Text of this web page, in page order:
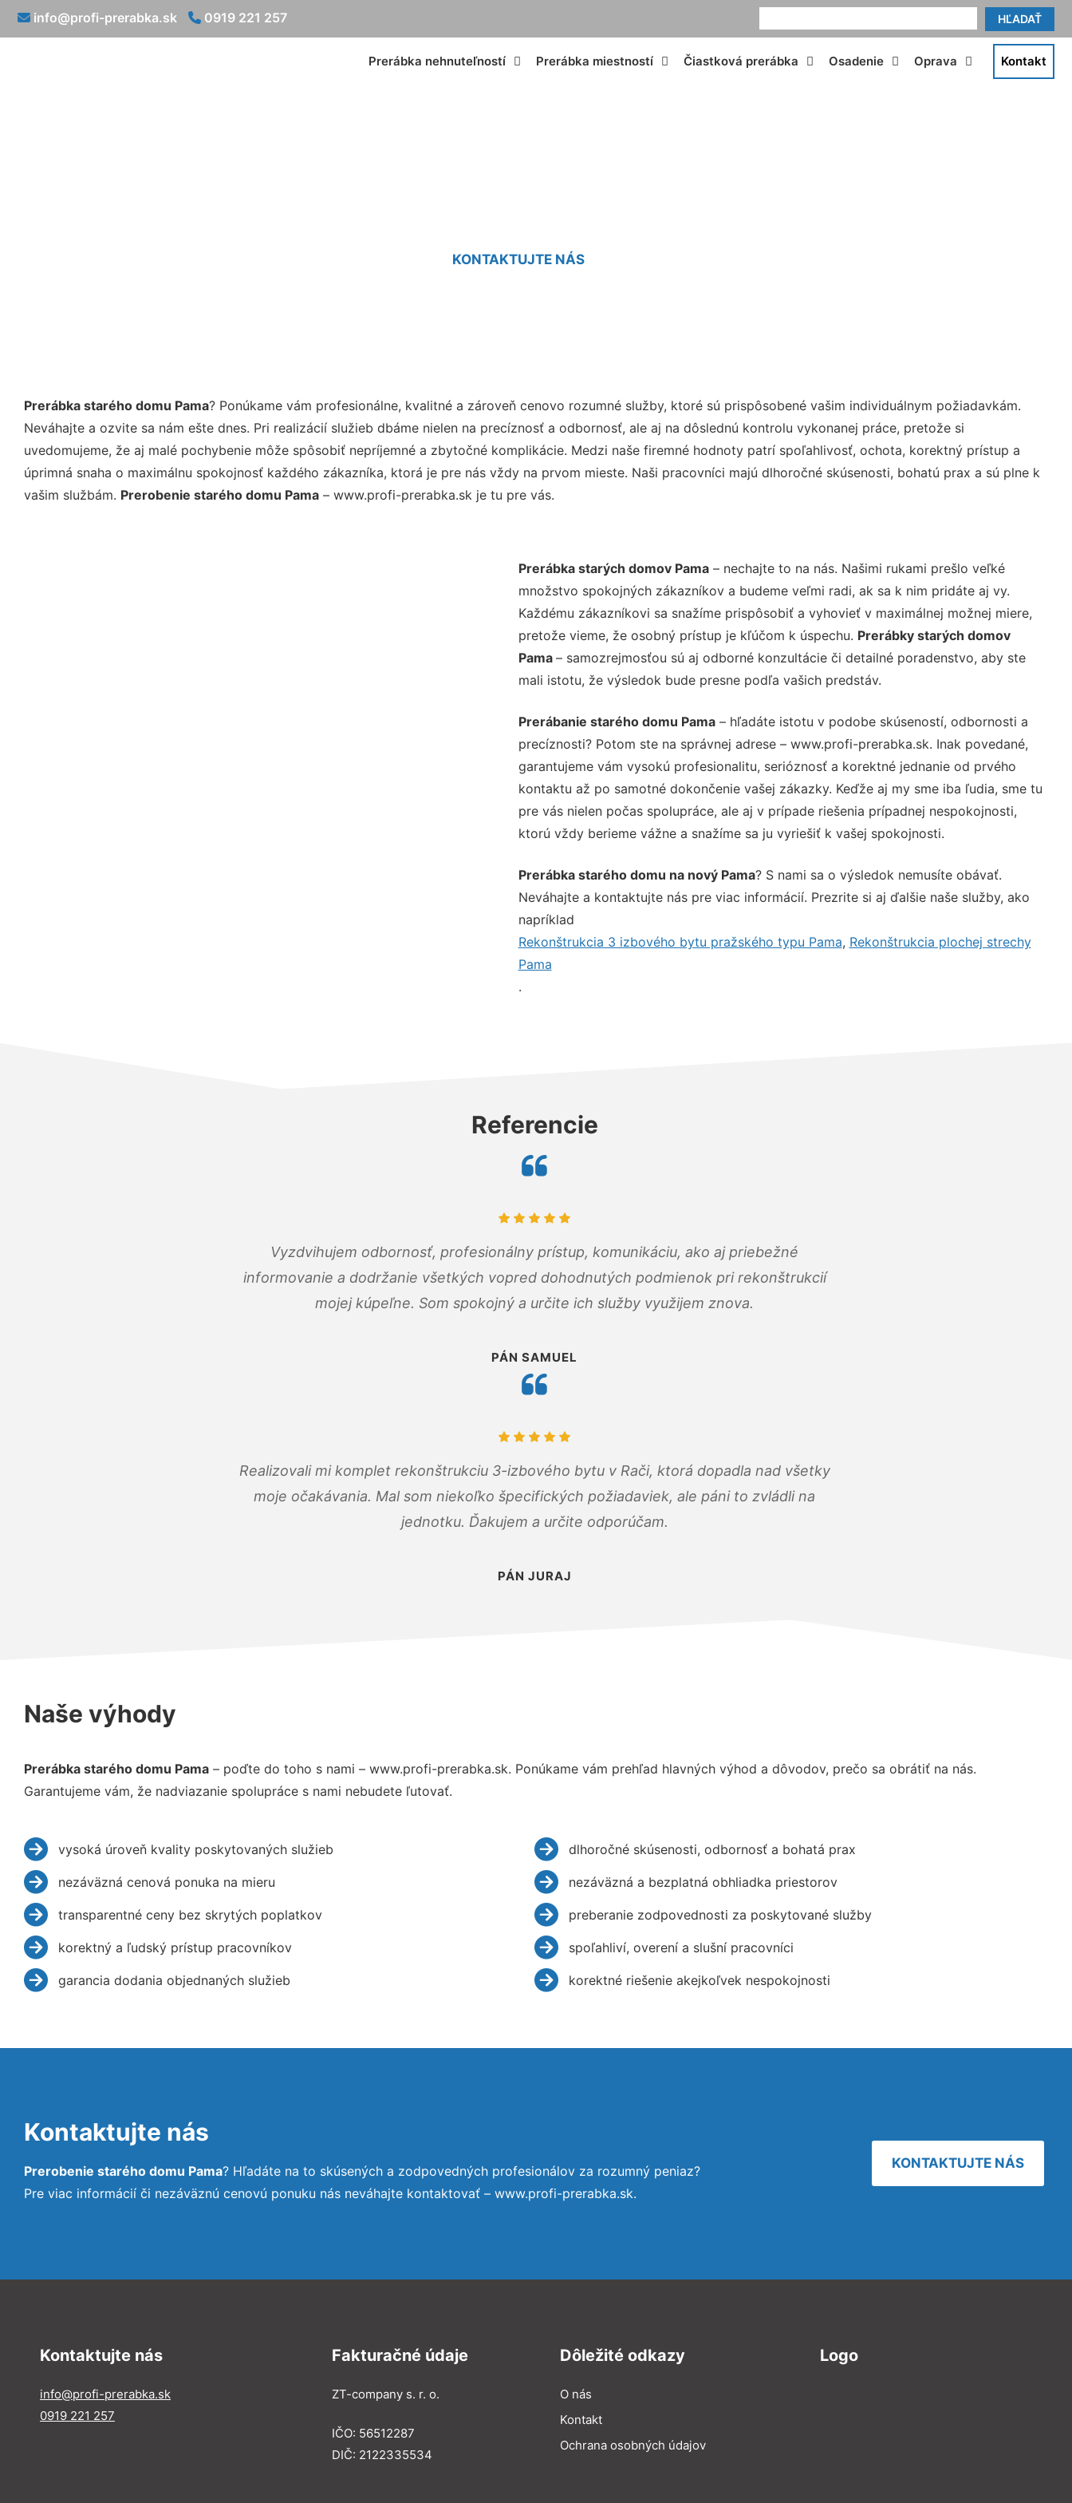
HĽADAŤ
info@profi-prerabka.sk 0919 221 257
Prerábka nehnuteľností Prerábka miestností Čiastková prerábka Osadenie Oprava Kontakt
KONTAKTUJTE NÁS
Prerábka starého domu Pama? Ponúkame vám profesionálne, kvalitné a zároveň cenovo rozumné služby, ktoré sú prispôsobené vašim individuálnym požiadavkám.
Neváhajte a ozvite sa nám ešte dnes. Pri realizácií služieb dbáme nielen na precíznosť a odbornosť, ale aj na dôslednú kontrolu vykonanej práce, pretože si
uvedomujeme, že aj malé pochybenie môže spôsobiť nepríjemné a zbytočné komplikácie. Medzi naše firemné hodnoty patrí spoľahlivosť, ochota, korektný prístup a
úprimná snaha o maximálnu spokojnosť každého zákazníka, ktorá je pre nás vždy na prvom mieste. Naši pracovníci majú dlhoročné skúsenosti, bohatú prax a sú plne k
vašim službám. Prerobenie starého domu Pama – www.profi-prerabka.sk je tu pre vás.
Prerábka starých domov Pama– nechajte to na nás. Našimi rukami prešlo veľké
množstvo spokojných zákazníkov a budeme veľmi radi, ak sa k nim pridáte aj vy.
Každému zákazníkovi sa snažíme prispôsobiť a vyhovieť v maximálnej možnej miere,
pretože vieme, že osobný prístup je kľúčom k úspechu. Prerábky starých domov
Pama – samozrejmosťou sú aj odborné konzultácie či detailné poradenstvo, aby ste
mali istotu, že výsledok bude presne podľa vašich predstáv.
Prerábanie starého domu Pama– hľadáte istotu v podobe skúseností, odbornosti a
precíznosti? Potom ste na správnej adrese – www.profi-prerabka.sk. Inak povedané,
garantujeme vám vysokú profesionalitu, serióznosť a korektné jednanie od prvého
kontaktu až po samotné dokončenie vašej zákazky. Keďže aj my sme iba ľudia, sme tu
pre vás nielen počas spolupráce, ale aj v prípade riešenia prípadnej nespokojnosti,
ktorú vždy berieme vážne a snažíme sa ju vyriešiť k vašej spokojnosti.
Prerábka starého domu na nový Pama? S nami sa o výsledok nemusíte obávať.
Neváhajte a kontaktujte nás pre viac informácií. Prezrite si aj ďalšie naše služby, ako
napríklad
Rekonštrukcia 3 izbového bytu pražského typu Pama, Rekonštrukcia plochej strechy
Pama
.
Referencie
Vyzdvihujem odbornosť, profesionálny prístup, komunikáciu, ako aj priebežné
informovanie a dodržanie všetkých vopred dohodnutých podmienok pri rekonštrukcií
mojej kúpeľne. Som spokojný a určite ich služby využijem znova.
PÁN SAMUEL
Realizovali mi komplet rekonštrukciu 3-izbového bytu v Rači, ktorá dopadla nad všetky
moje očakávania. Mal som niekoľko špecifických požiadaviek, ale páni to zvládli na
jednotku. Ďakujem a určite odporúčam.
PÁN JURAJ
Naše výhody
Prerábka starého domu Pama – poďte do toho s nami – www.profi-prerabka.sk. Ponúkame vám prehľad hlavných výhod a dôvodov, prečo sa obrátiť na nás.
Garantujeme vám, že nadviazanie spolupráce s nami nebudete ľutovať.
vysoká úroveň kvality poskytovaných služieb
nezáväzná cenová ponuka na mieru
transparentné ceny bez skrytých poplatkov
korektný a ľudský prístup pracovníkov
garancia dodania objednaných služieb
dlhoročné skúsenosti, odbornosť a bohatá prax
nezáväzná a bezplatná obhliadka priestorov
preberanie zodpovednosti za poskytované služby
spoľahliví, overení a slušní pracovníci
korektné riešenie akejkoľvek nespokojnosti
Kontaktujte nás
Prerobenie starého domu Pama? Hľadáte na to skúsených a zodpovedných profesionálov za rozumný peniaz?
Pre viac informácií či nezáväznú cenovú ponuku nás neváhajte kontaktovať – www.profi-prerabka.sk.
KONTAKTUJTE NÁS
Kontaktujte nás
info@profi-prerabka.sk
0919 221 257
Fakturačné údaje
ZT-company s. r. o.
IČO: 56512287
DIČ: 2122335534
Dôležité odkazy
O nás
Kontakt
Ochrana osobných údajov
Logo